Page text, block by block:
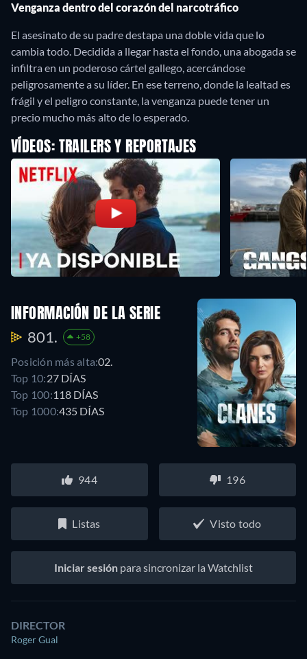
Venganza dentro del corazón del narcotráfico
El asesinato de su padre destapa una doble vida que lo
cambia todo. Decidida a llegar hasta el fondo, una abogada se
infiltra en un poderoso cártel gallego, acercándose
peligrosamente a su líder. En ese terreno, donde la lealtad es
frágil y el peligro constante, la venganza puede tener un
precio mucho más alto de lo esperado.
VÍDEOS: TRAILERS Y REPORTAJES
INFORMACIÓN DE LA SERIE
801. +58
Posición más alta:02.
Top 10:27 DÍAS
Top 100:118 DÍAS
Top 1000:435 DÍAS
944 196
Listas Visto todo
Iniciar sesión para sincronizar la Watchlist
DIRECTOR
Roger Gual